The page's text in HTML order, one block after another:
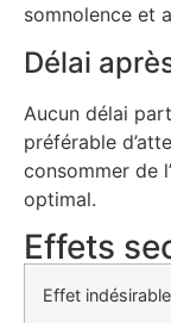
somnolence et
Délai
Aucun délai
préférable
consommer de
optimal.
Effets
Effet indésirable